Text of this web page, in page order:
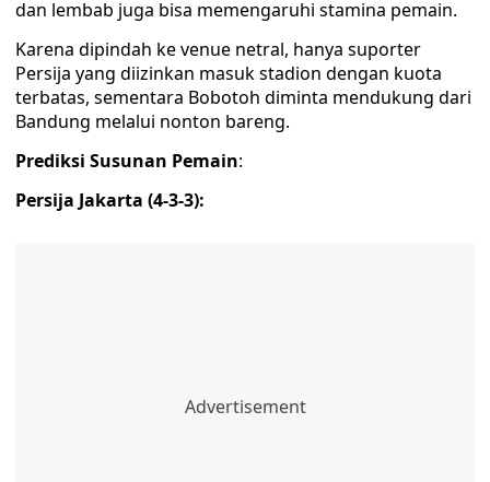
dan lembab juga bisa memengaruhi stamina pemain.
Karena dipindah ke venue netral, hanya suporter
Persija yang diizinkan masuk stadion dengan kuota
terbatas, sementara Bobotoh diminta mendukung dari
Bandung melalui nonton bareng.
Prediksi Susunan Pemain:
Persija Jakarta (4-3-3):